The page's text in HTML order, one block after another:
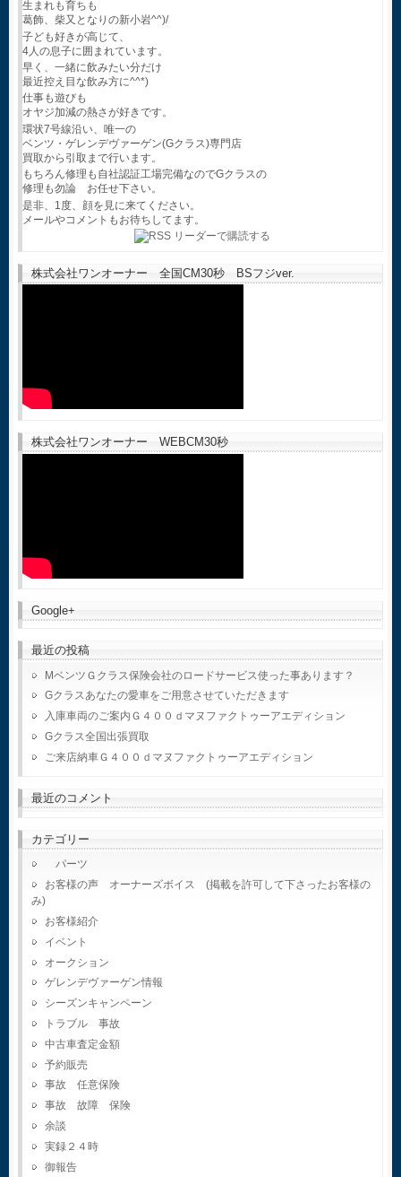
生まれも育ちも
葛飾、柴又となりの新小岩^^)/
子ども好きが高じて、
4人の息子に囲まれています。
早く、一緒に飲みたい分だけ
最近控え目な飲み方に^^*)
仕事も遊びも
オヤジ加減の熱さが好きです。
環状7号線沿い、唯一の
ベンツ・ゲレンデヴァーゲン(Gクラス)専門店
買取から引取まで行います。
もちろん修理も自社認証工場完備なのでGクラスの
修理も勿論 お任せ下さい。
是非、1度、顔を見に来てください。
メールやコメントもお待ちしてます。
株式会社ワンオーナー 全国CM30秒 BSフジver.
株式会社ワンオーナー WEBCM30秒
Google+
最近の投稿
MベンツＧクラス保険会社のロードサービス使った事あります？
Gクラスあなたの愛車をご用意させていただきます
入庫車両のご案内Ｇ４００ｄマヌファクトゥーアエディション
Gクラス全国出張買取
ご来店納車Ｇ４００ｄマヌファクトゥーアエディション
最近のコメント
カテゴリー
パーツ
お客様の声 オーナーズボイス (掲載を許可して下さったお客様の
み)
お客様紹介
イベント
オークション
ゲレンデヴァーゲン情報
シーズンキャンペーン
トラブル 事故
中古車査定金額
予約販売
事故 任意保険
事故 故障 保険
余談
実録２４時
御報告